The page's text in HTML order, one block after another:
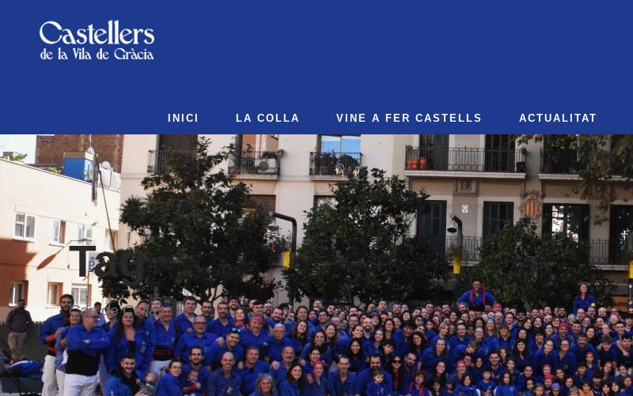
INICI LA COLLA VINE A FER CASTELLS ACTUALITAT
Tag
Cap de Colla